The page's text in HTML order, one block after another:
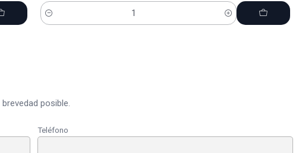
Cantidad
posible.
Teléfono